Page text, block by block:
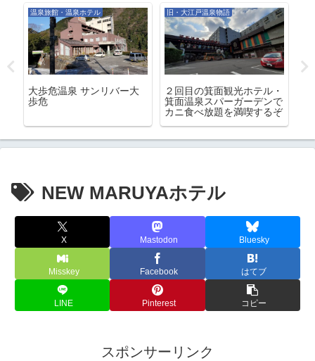
温泉旅館・温泉ホテル
大歩危温泉 サンリバー大
歩危
旧・大江戸温泉物語
２回目の箕面観光ホテル・
箕面温泉スパーガーデンで
カニ食べ放題を満喫するぞ
NEW MARUYAホテル
X Mastodon Bluesky
Misskey Facebook はてブ
LINE Pinterest コピー
スポンサーリンク